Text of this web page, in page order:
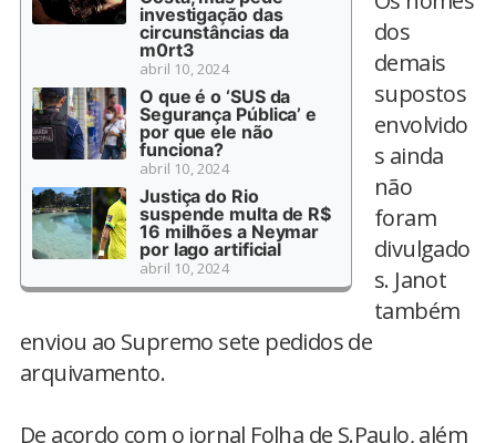
investigação das
circunstâncias da
m0rt3
abril 10, 2024
O que é o ‘SUS da
Segurança Pública’ e
por que ele não
funciona?
abril 10, 2024
Justiça do Rio
suspende multa de R$
16 milhões a Neymar
por lago artificial
abril 10, 2024
dos
demais
supostos
envolvido
s ainda
não
foram
divulgado
s. Janot
também
enviou ao Supremo sete pedidos de
arquivamento.
De acordo com o jornal Folha de S.Paulo, além